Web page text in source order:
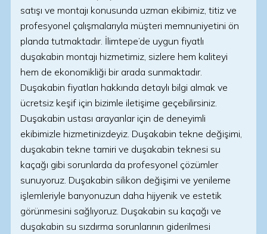
satışı ve montajı konusunda uzman ekibimiz, titiz ve
profesyonel çalışmalarıyla müşteri memnuniyetini ön
planda tutmaktadır. İlimtepe’de uygun fiyatlı
duşakabin montajı hizmetimiz, sizlere hem kaliteyi
hem de ekonomikliği bir arada sunmaktadır.
Duşakabin fiyatları hakkında detaylı bilgi almak ve
ücretsiz keşif için bizimle iletişime geçebilirsiniz.
Duşakabin ustası arayanlar için de deneyimli
ekibimizle hizmetinizdeyiz. Duşakabin tekne değişimi,
duşakabin tekne tamiri ve duşakabin teknesi su
kaçağı gibi sorunlarda da profesyonel çözümler
sunuyoruz. Duşakabin silikon değişimi ve yenileme
işlemleriyle banyonuzun daha hijyenik ve estetik
görünmesini sağlıyoruz. Duşakabin su kaçağı ve
duşakabin su sızdırma sorunlarının giderilmesi